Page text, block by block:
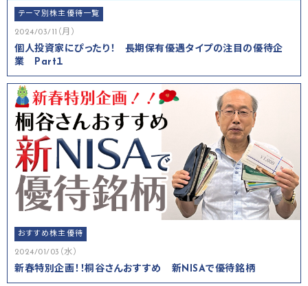
テーマ別株主優待一覧
2024/03/11（月）
個人投資家にぴったり！ 長期保有優遇タイプの注目の優待企
業 Part１
おすすめ株主優待
2024/01/03（水）
新春特別企画！！桐谷さんおすすめ 新NISAで優待銘柄